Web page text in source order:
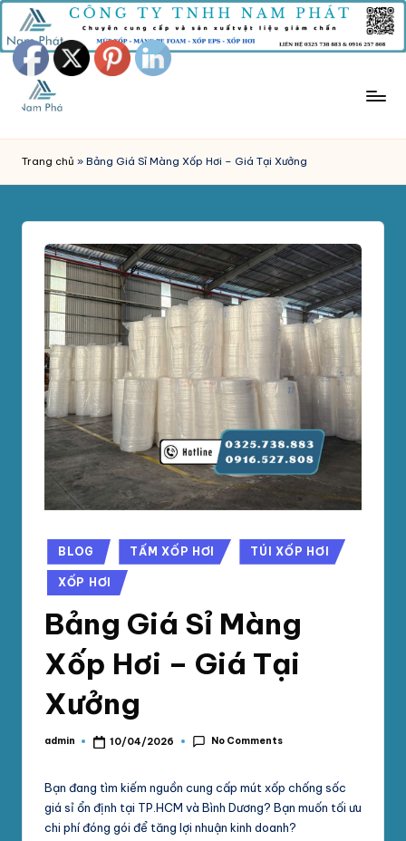
Skip
to
content
Ú
T
X
Tnhh
Xốp
Nam
Phát
chuyên
xuất
phân
phối
xốp
foam,
chống
TpHCM,
Bình
Dương
Trang chủ » Bảng Giá Sỉ Màng Xốp Hơi – Giá Tại Xưởng
Posted
in
BLOG TẤM XỐP HƠI TÚI XỐP HƠI
XỐP HƠI
Bảng Giá Sỉ Màng
Xốp Hơi – Giá Tại
Xưởng
Posted
admin 10/04/2026 No Comments
Bạn đang tìm kiếm nguồn cung cấp mút xốp chống sốc
giá sỉ ổn định tại TP.HCM và Bình Dương? Bạn muốn tối ưu
chi phí đóng gói để tăng lợi nhuận kinh doanh?